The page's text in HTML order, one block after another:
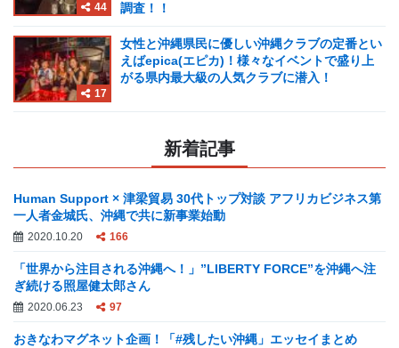
44
調査！！
17
女性と沖縄県民に優しい沖縄クラブの定番とい
えばepica(エピカ)！様々なイベントで盛り上
がる県内最大級の人気クラブに潜入！
新着記事
Human Support × 津梁貿易 30代トップ対談 アフリカビジネス第
一人者金城氏、沖縄で共に新事業始動
2020.10.20 166
「世界から注目される沖縄へ！」”LIBERTY FORCE”を沖縄へ注
ぎ続ける照屋健太郎さん
2020.06.23 97
おきなわマグネット企画！「#残したい沖縄」エッセイまとめ